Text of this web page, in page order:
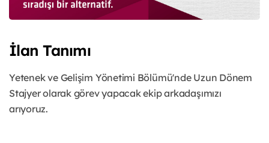
İlan Tanımı
Yetenek ve Gelişim Yönetimi Bölümü'nde Uzun Dönem
Stajyer olarak görev yapacak ekip arkadaşımızı
arıyoruz.